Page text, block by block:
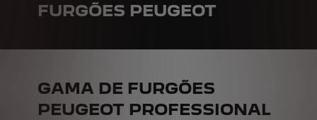
FURGÕES PEUGEOT
GAMA DE FURGÕES
PEUGEOT PROFESSIONAL